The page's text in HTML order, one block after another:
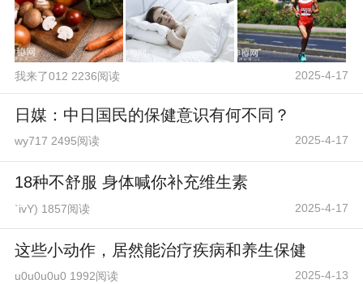
我来了012 2236阅读 2025-4-17
日媒：中日国民的保健意识有何不同？
wy717 2495阅读 2025-4-17
18种不舒服 身体喊你补充维生素
`ivY) 1857阅读 2025-4-17
这些小动作，居然能治疗疾病和养生保健
u0u0u0u0 1992阅读 2025-4-13